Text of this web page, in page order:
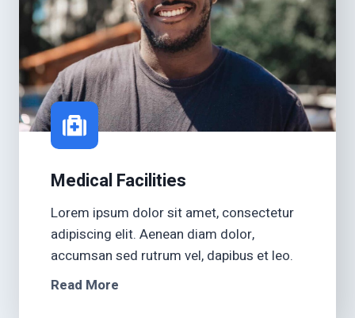
Medical Facilities
Lorem ipsum dolor sit amet, consectetur
adipiscing elit. Aenean diam dolor,
accumsan sed rutrum vel, dapibus et leo.
Read More